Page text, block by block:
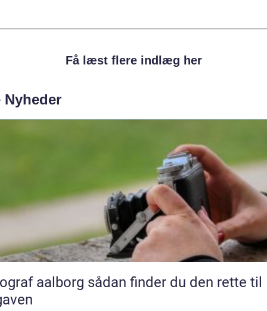
Få læst flere indlæg her
Nyheder
sådan finder du den rette til